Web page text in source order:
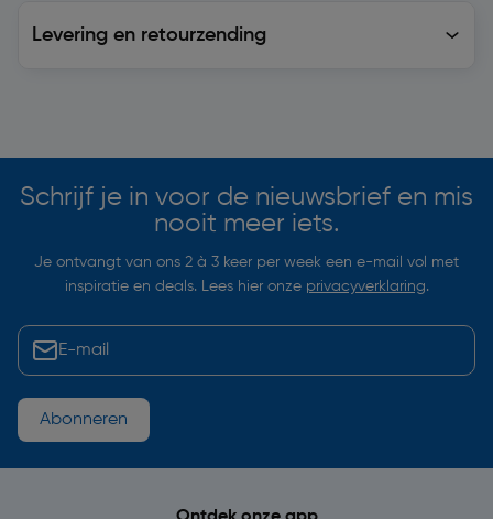
Levering en retourzending
Schrijf je in voor de nieuwsbrief en mis
nooit meer iets.
Je ontvangt van ons 2 à 3 keer per week een e-mail vol met
inspiratie en deals. Lees hier onze privacyverklaring.
Abonneren